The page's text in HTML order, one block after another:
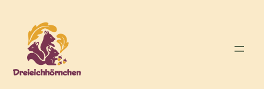
Inhalt
springen